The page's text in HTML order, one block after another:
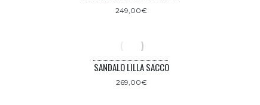
249,00€
SANDALO LILLA SACCO
269,00€